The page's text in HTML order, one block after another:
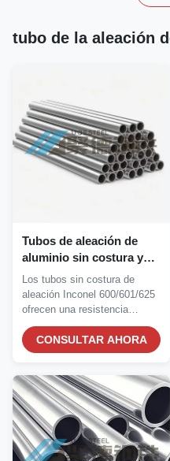
tubo de la aleación
Tubos de aleación de
aluminio sin costura y
tubos capilares con alta
resistencia a la corrosión
Los tubos sin costura de
aleación Inconel 600/601/625
ofrecen una resistencia
superior a la...
CONSULTAR AHORA